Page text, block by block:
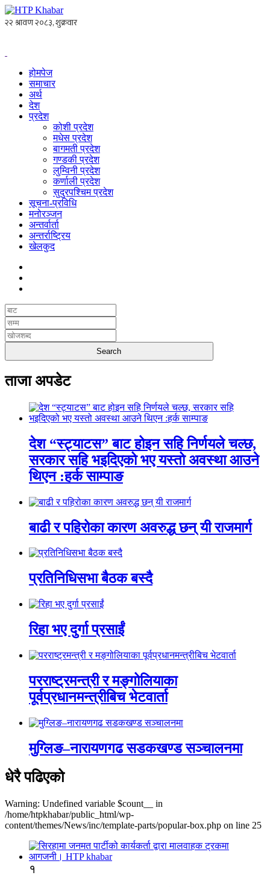
होमपेज
समाचार
अर्थ
देश
प्रदेश
कोशी प्रदेश
मधेस प्रदेश
बागमती प्रदेश
गण्डकी प्रदेश
लुम्विनी प्रदेश
कर्णाली प्रदेश
सुदुरपश्चिम प्रदेश
सूचना-प्रविधि
मनोरञ्जन
अन्तर्वार्ता
अन्तर्राष्ट्रिय
खेलकुद
ताजा अपडेट
देश “स्ट्याटस” बाट होइन सहि निर्णयले चल्छ,
सरकार सहि भइदिएको भए यस्तो अवस्था आउने
थिएन :हर्क साम्पाङ
बाढी र पहिरोका कारण अवरुद्ध छन् यी राजमार्ग
प्रतिनिधिसभा बैठक बस्दै
रिहा भए दुर्गा प्रसाईं
परराष्ट्रमन्त्री र मङ्गोलियाका
पूर्वप्रधानमन्त्रीबिच भेटवार्ता
मुग्लिङ–नारायणगढ सडकखण्ड सञ्चालनमा
धेरै पढिएको
Warning: Undefined variable $count__ in
/home/htpkhabar/public_html/wp-
content/themes/News/inc/template-parts/popular-box.php on line 25
१